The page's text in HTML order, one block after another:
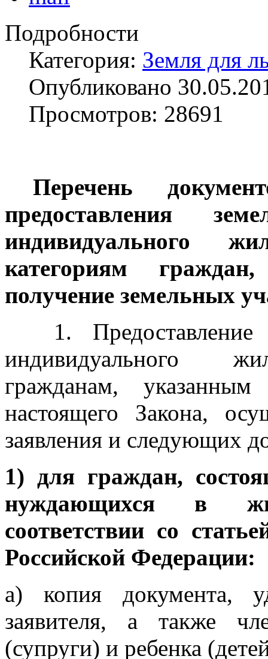
Подробности
Категория: Земля для
Опубликовано
Просмотров: 28691
Перечень
предоставления
индивидуального
категориям
получение земельных
1. Предоставление
индивидуального
гражданам,
настоящего Закона,
заявления и следующих
1) для граждан,
нуждающихся в
соответствии со
Российской Федерации:
а) копия документа,
заявителя, а также
(супруги) и ребенка